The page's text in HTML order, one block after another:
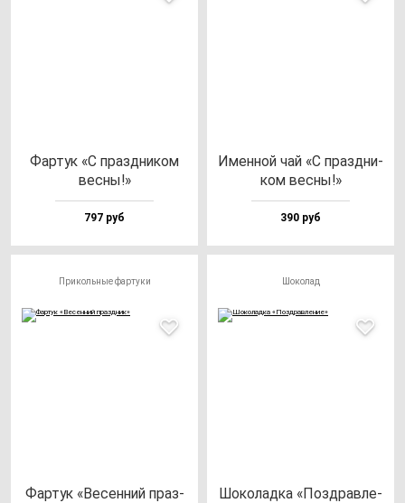
Фар­тук «С праз­дни­ком
вес­ны!»
797 руб
Имен­ной чай «С праз­дни­
ком вес­ны!»
390 руб
Прикольные фартуки
Фар­тук «Весен­ний праз­
Шоколад
Шоко­лад­ка «Поз­драв­ле­